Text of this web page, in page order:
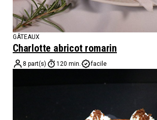
GÂTEAUX
Charlotte abricot romarin
8 part(s) 120 min. facile